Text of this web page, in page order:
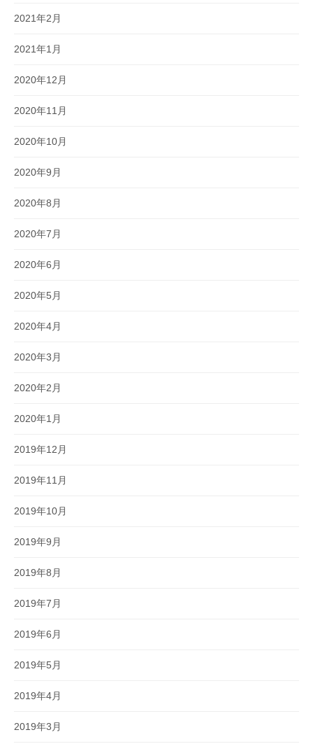
2021年2月
2021年1月
2020年12月
2020年11月
2020年10月
2020年9月
2020年8月
2020年7月
2020年6月
2020年5月
2020年4月
2020年3月
2020年2月
2020年1月
2019年12月
2019年11月
2019年10月
2019年9月
2019年8月
2019年7月
2019年6月
2019年5月
2019年4月
2019年3月